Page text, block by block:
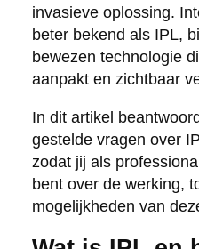
invasieve oplossing.
beter bekend als IPL,
bewezen technologie
aanpakt en zichtbaar
In dit artikel
gestelde vragen over
zodat jij als
bent over de werking,
mogelijkheden van